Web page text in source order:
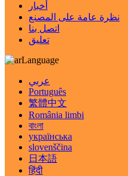
أخبار
نظرة عامة على المصنع
اتصل بنا
تعليق
Language
عربي
Português
繁體中文
România limbi
বাংলা
українська
slovenščina
日本語
हिंदी